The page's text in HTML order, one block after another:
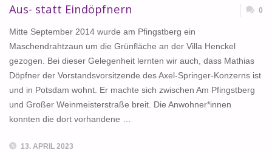
Aus- statt Eindöpfnern 0
Mitte September 2014 wurde am Pfingstberg ein
Maschendrahtzaun um die Grünfläche an der Villa Henckel
gezogen. Bei dieser Gelegenheit lernten wir auch, dass Mathias
Döpfner der Vorstandsvorsitzende des Axel-Springer-Konzerns ist
und in Potsdam wohnt. Er machte sich zwischen Am Pfingstberg
und Großer Weinmeisterstraße breit. Die Anwohner*innen
konnten die dort vorhandene …
13. APRIL 2023